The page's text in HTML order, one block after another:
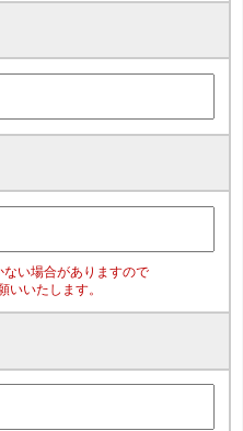
い場合がありますので
いいたします。